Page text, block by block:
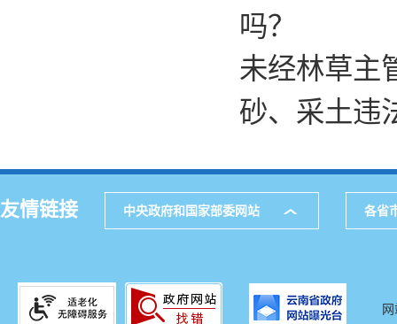
吗？
未经林草主
砂、采土违
友情链接 中央政府和国家部委网站 各省